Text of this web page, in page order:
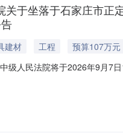
于坐落于石家庄市
建材 工程
预算107万元
级人民法院将于2026年9月7
：住宅。起拍价：107万元，